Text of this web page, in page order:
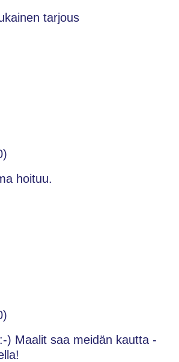
tarjous
hoituu.
) Maalit saa meidän kautta -